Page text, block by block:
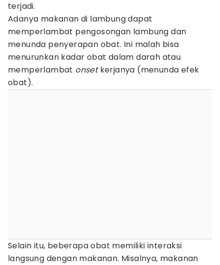
terjadi.
Adanya makanan di lambung dapat
memperlambat pengosongan lambung dan
menunda penyerapan obat. Ini malah bisa
menurunkan kadar obat dalam darah atau
memperlambat onsetkerjanya (menunda efek
obat).
Selain itu, beberapa obat memiliki interaksi
langsung dengan makanan. Misalnya, makanan